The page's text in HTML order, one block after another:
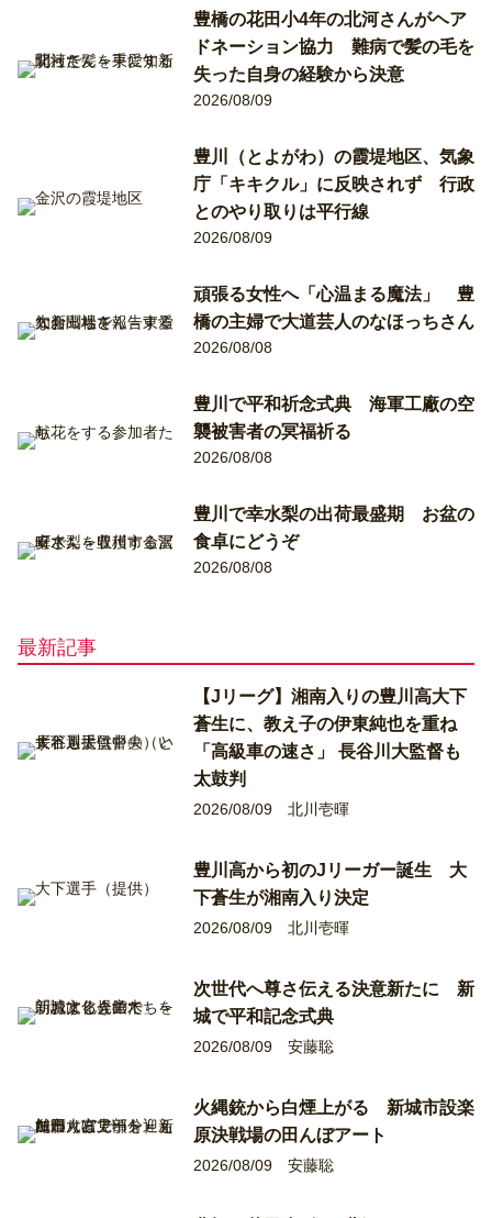
豊橋の花田小4年の北河さんがヘア
ドネーション協力 難病で髪の毛を
失った自身の経験から決意
2026/08/09
豊川（とよがわ）の霞堤地区、気象
庁「キキクル」に反映されず 行政
とのやり取りは平行線
2026/08/09
頑張る女性へ「心温まる魔法」 豊
橋の主婦で大道芸人のなほっちさん
2026/08/08
豊川で平和祈念式典 海軍工廠の空
襲被害者の冥福祈る
2026/08/08
豊川で幸水梨の出荷最盛期 お盆の
食卓にどうぞ
2026/08/08
最新記事
【Jリーグ】湘南入りの豊川高大下
蒼生に、教え子の伊東純也を重ね
「高級車の速さ」 長谷川大監督も
太鼓判
2026/08/09 北川壱暉
豊川高から初のJリーガー誕生 大
下蒼生が湘南入り決定
2026/08/09 北川壱暉
次世代へ尊さ伝える決意新たに 新
城で平和記念式典
2026/08/09 安藤聡
火縄銃から白煙上がる 新城市設楽
原決戦場の田んぼアート
2026/08/09 安藤聡